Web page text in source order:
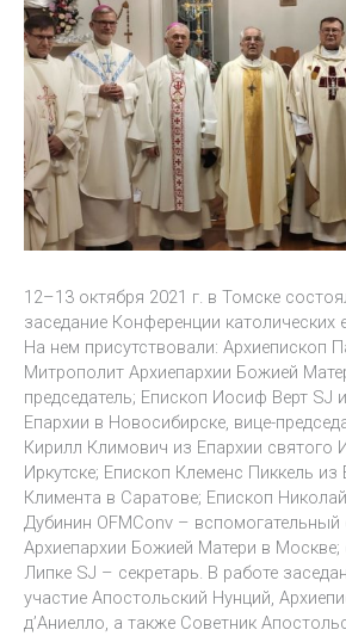
12–13 октября 2021 г. в Томске
заседание Конференции католических
На нем присутствовали: Архиепископ
Митрополит Архиепархии Божией
председатель; Епископ Иосиф Верт SJ
Епархии в Новосибирске, вице-
Кирилл Климович из Епархии святого
Иркутске; Епископ Клеменс Пиккель из
Климента в Саратове; Епископ Николай
Дубинин OFMConv – вспомогательный
Архиепархии Божией Матери в
Липке SJ – секретарь. В работе
участие Апостольский Нунций,
д’Аниелло, а также Советник